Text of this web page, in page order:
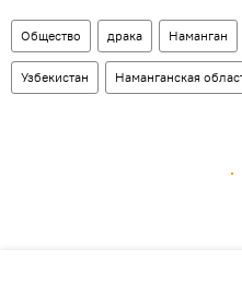
Общество драка Наманган
Узбекистан Наманганская